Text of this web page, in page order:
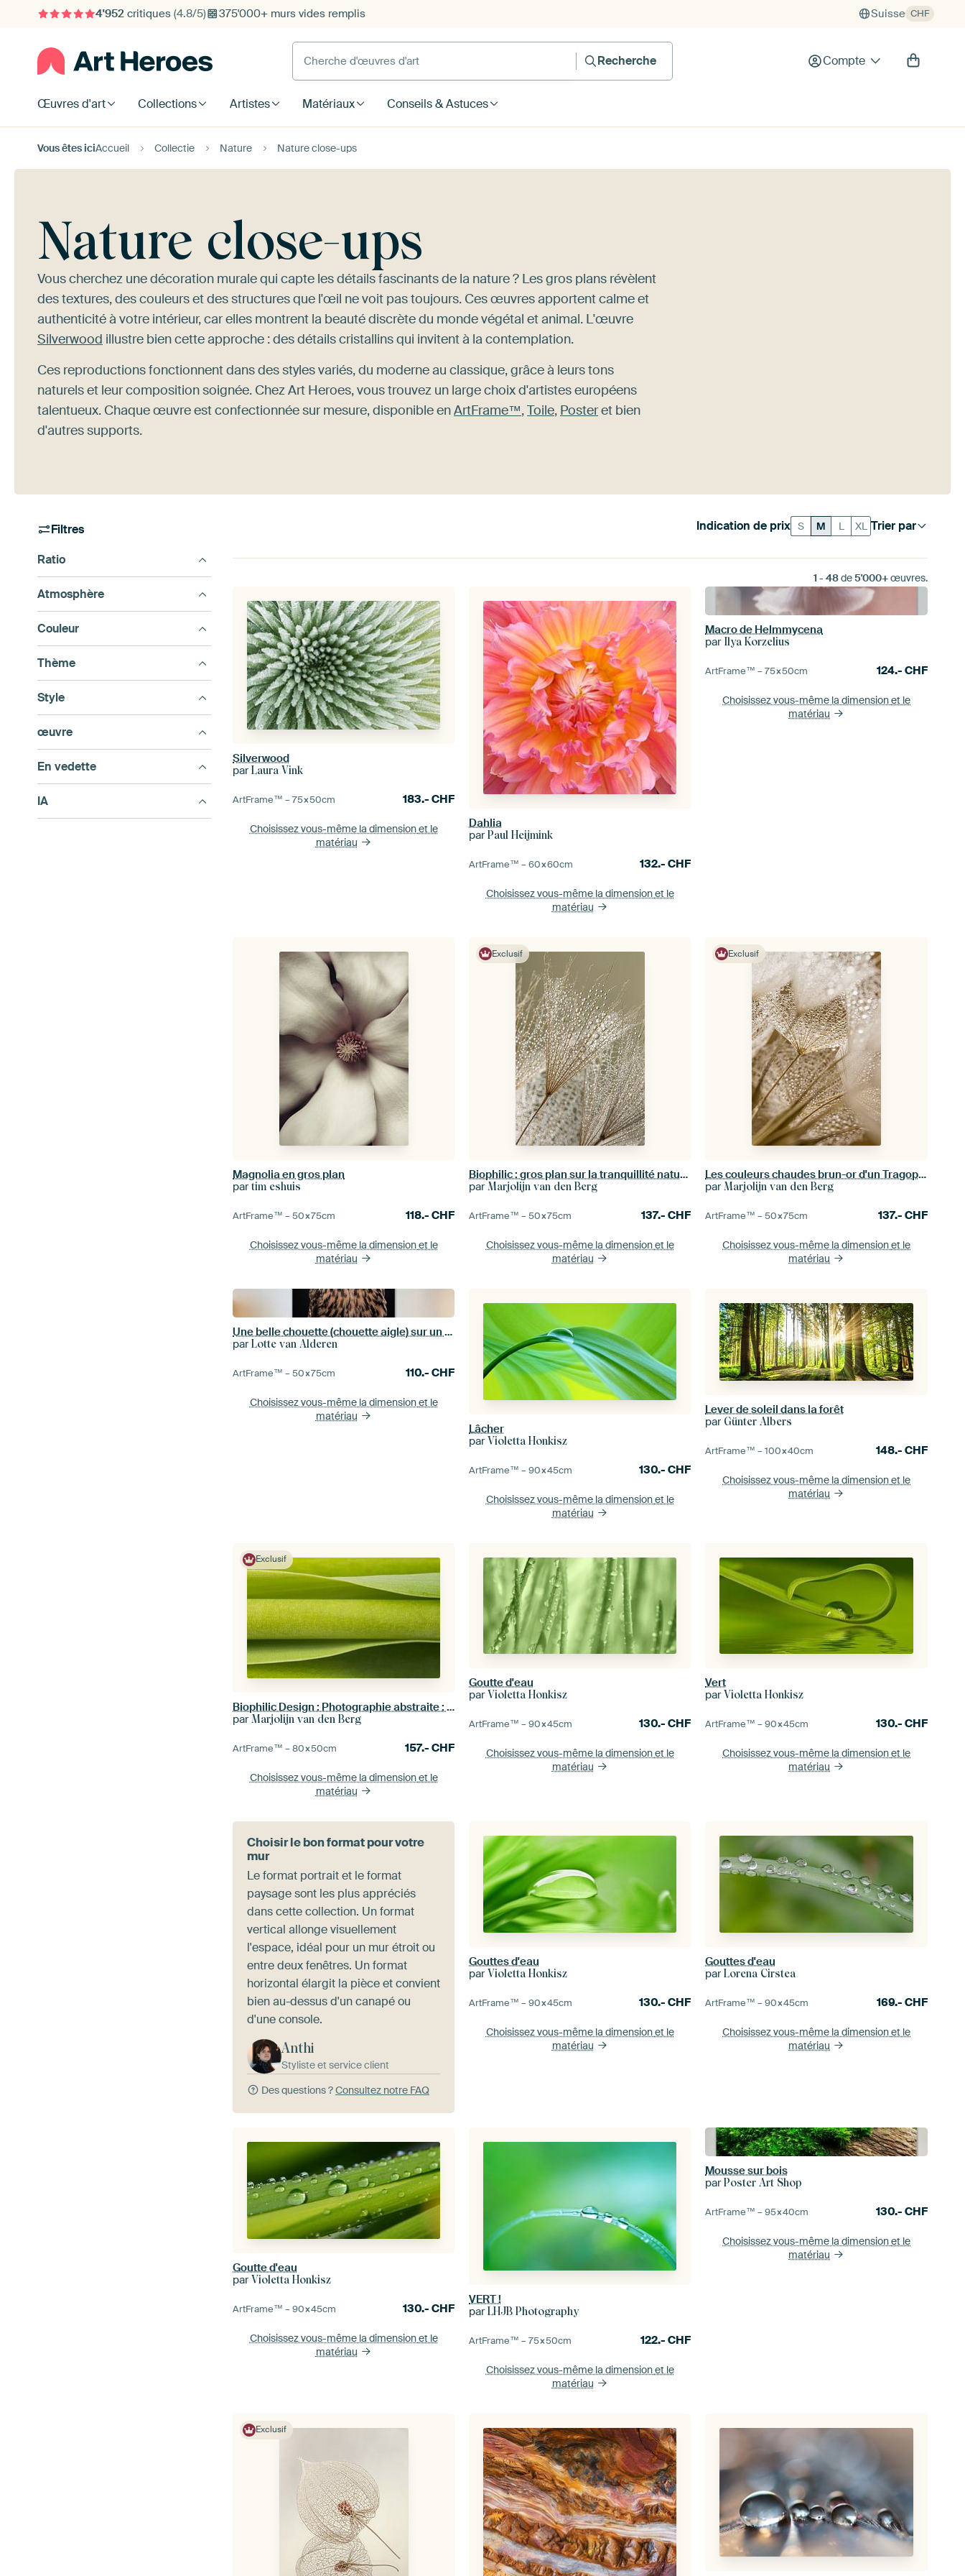
4'952critiques (4.8/5) 375'000+ murs vides remplis Suisse CHF
Cherche d'œuvres d'art
Recherche
Compte
Œuvres d'art Collections Artistes Matériaux Conseils & Astuces
Vous êtes iciAccueil Collectie Nature Nature close-ups
Nature close-ups
Vous cherchez une décoration murale qui capte les détails fascinants de la nature ? Les gros plans révèlent
des textures, des couleurs et des structures que l'œil ne voit pas toujours. Ces œuvres apportent calme et
authenticité à votre intérieur, car elles montrent la beauté discrète du monde végétal et animal. L'œuvre
Silverwood illustre bien cette approche : des détails cristallins qui invitent à la contemplation.
Ces reproductions fonctionnent dans des styles variés, du moderne au classique, grâce à leurs tons
naturels et leur composition soignée. Chez Art Heroes, vous trouvez un large choix d'artistes européens
talentueux. Chaque œuvre est confectionnée sur mesure, disponible enArtFrame™,Toile, Posteret bien
d'autres supports.
Filtres
Ratio
Atmosphère
Couleur
Thème
Style
œuvre
En vedette
IA
Trier par
Indication de prix S M L XL
1 - 48de5'000+œuvres.
Silverwood
parLaura Vink
ArtFrame™ –75×50cm 183.-CHF
Choisissez vous-même la dimensionet le
matériau
Dahlia
parPaul Heijmink
ArtFrame™ –60×60cm 132.-CHF
Choisissez vous-même la dimensionet le
matériau
Macro de Helmmycena
par Ilya Korzelius
ArtFrame™ –75×50cm 124.- CHF
Choisissez vous-même la dimensionet le
matériau
Magnolia en gros plan
partim eshuis
ArtFrame™ –50×75cm 118.-CHF
Choisissez vous-même la dimensionet le
matériau
Exclusif
Biophilic : gros plan sur la tranquillité naturelle
parMarjolijn van den Berg
ArtFrame™ –50×75cm 137.-CHF
Choisissez vous-même la dimensionet le
matériau
Exclusif
Les couleurs chaudes brun-or d'un Tragopogon
parMarjolijn van den Berg
ArtFrame™ –50×75cm 137.- CHF
Choisissez vous-même la dimensionet le
matériau
Une belle chouette (chouette aigle) sur un fond noir foncé
parLotte van Alderen
ArtFrame™ –50×75cm 110.-CHF
Choisissez vous-même la dimensionet le
matériau
Lâcher
parVioletta Honkisz
ArtFrame™ –90×45cm 130.-CHF
Choisissez vous-même la dimensionet le
matériau
Lever de soleil dans la forêt
par Günter Albers
ArtFrame™ –100×40cm 148.- CHF
Choisissez vous-même la dimensionet le
matériau
Exclusif
Biophilic Design : Photographie abstraite : Vert horizontal
parMarjolijn van den Berg
ArtFrame™ –80×50cm 157.-CHF
Choisissez vous-même la dimensionet le
matériau
Goutte d'eau
parVioletta Honkisz
ArtFrame™ –90×45cm 130.-CHF
Choisissez vous-même la dimensionet le
matériau
Vert
parVioletta Honkisz
ArtFrame™ –90×45cm 130.- CHF
Choisissez vous-même la dimensionet le
matériau
Choisir le bon format pour votre
mur
Le format portrait et le format
paysage sont les plus appréciés
dans cette collection. Un format
vertical allonge visuellement
l'espace, idéal pour un mur étroit ou
entre deux fenêtres. Un format
horizontal élargit la pièce et convient
bien au-dessus d'un canapé ou
d'une console.
Anthi
Styliste et service client
Des questions ?Consultez notre FAQ
Gouttes d'eau
parVioletta Honkisz
ArtFrame™ –90×45cm 130.-CHF
Choisissez vous-même la dimensionet le
matériau
Gouttes d'eau
parLorena Cirstea
ArtFrame™ –90×45cm 169.- CHF
Choisissez vous-même la dimensionet le
matériau
Goutte d'eau
parVioletta Honkisz
ArtFrame™ –90×45cm 130.-CHF
Choisissez vous-même la dimensionet le
matériau
VERT !
parLHJB Photography
ArtFrame™ –75×50cm 122.-CHF
Choisissez vous-même la dimensionet le
matériau
Mousse sur bois
parPoster Art Shop
ArtFrame™ –95×40cm 130.- CHF
Choisissez vous-même la dimensionet le
matériau
Exclusif